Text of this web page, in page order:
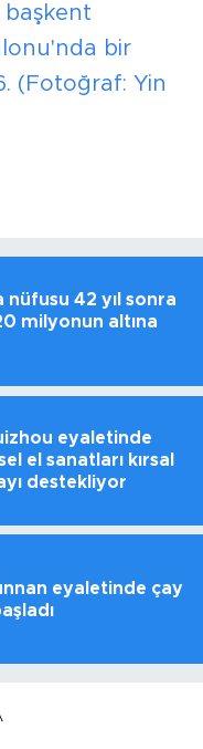
başkent
bir
(Fotoğraf: Yin
nüfusu 42 yıl sonra
milyonun altına
eyaletinde
el sanatları kırsal
destekliyor
eyaletinde çay